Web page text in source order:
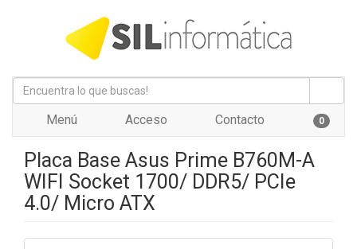
Menú Acceso Contacto 0
Placa Base Asus Prime B760M-A
WIFI Socket 1700/ DDR5/ PCIe
4.0/ Micro ATX